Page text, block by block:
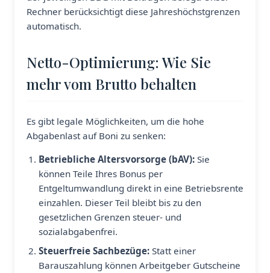
Rechner berücksichtigt diese Jahreshöchstgrenzen
automatisch.
Netto-Optimierung: Wie Sie
mehr vom Brutto behalten
Es gibt legale Möglichkeiten, um die hohe
Abgabenlast auf Boni zu senken:
Betriebliche Altersvorsorge (bAV): Sie
können Teile Ihres Bonus per
Entgeltumwandlung direkt in eine Betriebsrente
einzahlen. Dieser Teil bleibt bis zu den
gesetzlichen Grenzen steuer- und
sozialabgabenfrei.
Steuerfreie Sachbezüge: Statt einer
Barauszahlung können Arbeitgeber Gutscheine